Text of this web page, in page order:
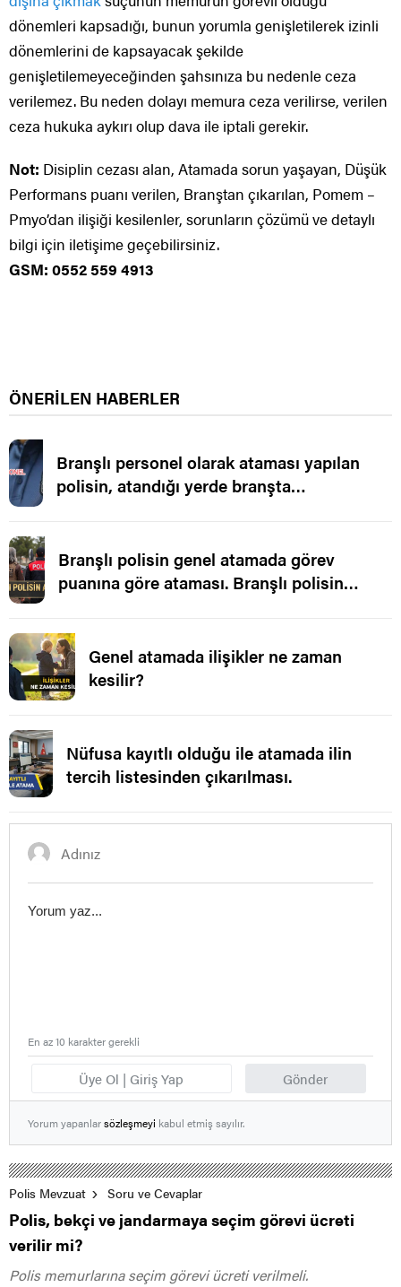
dönemleri kapsadığı, bunun yorumla genişletilerek izinli
dönemlerini de kapsayacak şekilde
genişletilemeyeceğinden şahsınıza bu nedenle ceza
verilemez. Bu neden dolayı memura ceza verilirse, verilen
ceza hukuka aykırı olup dava ile iptali gerekir.
Not: Disiplin cezası alan, Atamada sorun yaşayan, Düşük
Performans puanı verilen, Branştan çıkarılan, Pomem –
Pmyo’dan ilişiği kesilenler, sorunların çözümü ve detaylı
bilgi için iletişime geçebilirsiniz.
GSM: 0552 559 4913
ÖNERİLEN HABERLER
Branşlı personel olarak ataması yapılan
polisin, atandığı yerde branşta
Branşlı polisin genel atamada görev
puanına göre ataması. Branşlı polisin
Genel atamada ilişikler ne zaman
kesilir?
Nüfusa kayıtlı olduğu ile atamada ilin
tercih listesinden çıkarılması.
Üye Ol | Giriş Yap Gönder
En az 10 karakter gerekli
Yorum yapanlarsözleşmeyi kabul etmiş sayılır.
Polis Mevzuat Soru ve Cevaplar
Polis, bekçi ve jandarmaya seçim görevi ücreti
verilir mi?
Polis memurlarına seçim görevi ücreti verilmeli.